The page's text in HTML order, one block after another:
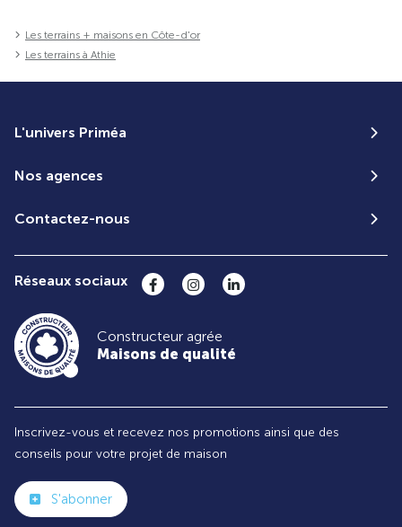
Les terrains + maisons en Côte-d'or
Les terrains à Athie
L'univers Priméa
Nos agences
Contactez-nous
Réseaux sociaux
Constructeur agrée
Maisons de qualité
Inscrivez-vous et recevez nos promotions ainsi que des
conseils pour votre projet de maison
S'abonner